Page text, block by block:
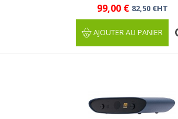
99,00 € 82,50 €HT
AJOUTER AU PANIER